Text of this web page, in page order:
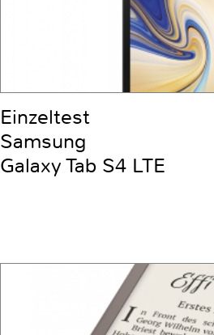
Einzeltest
Samsung
Galaxy Tab S4 LTE